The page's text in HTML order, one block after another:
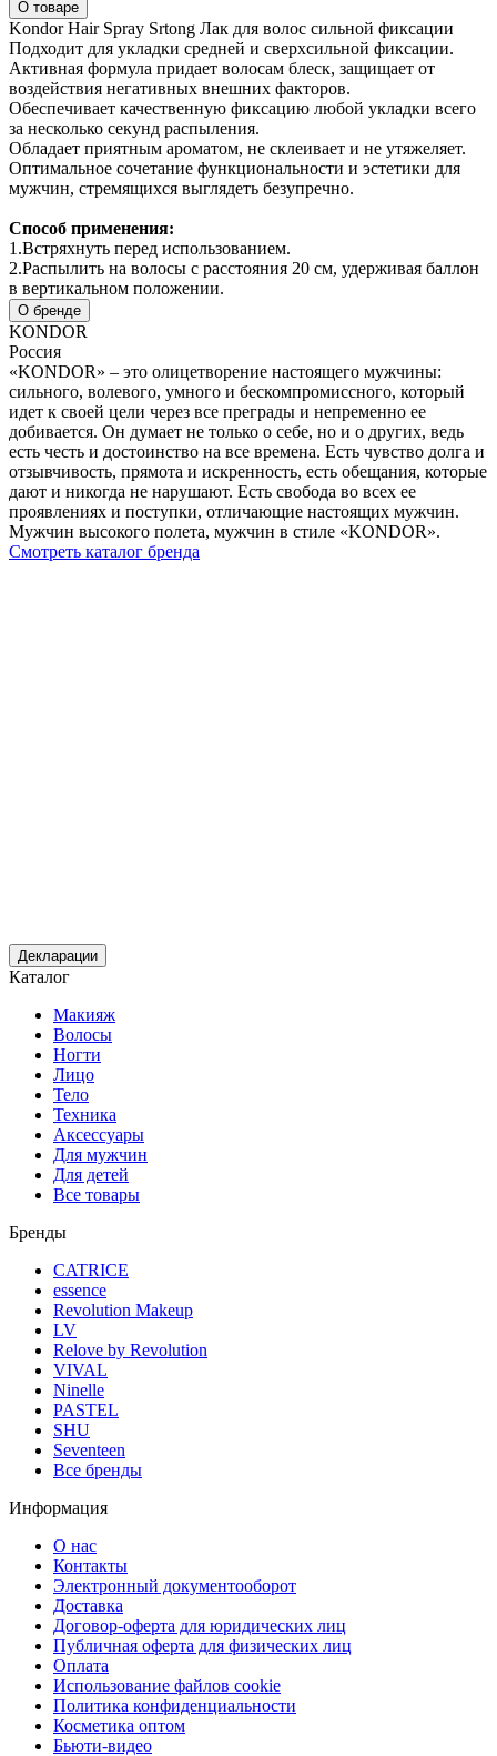
О товаре
Kondor Hair Spray Srtong Лак для волос сильной фиксации
Подходит для укладки средней и сверхсильной фиксации.
Активная формула придает волосам блеск, защищает от
воздействия негативных внешних факторов.
Обеспечивает качественную фиксацию любой укладки всего
за несколько секунд распыления.
Обладает приятным ароматом, не склеивает и не утяжеляет.
Оптимальное сочетание функциональности и эстетики для
мужчин, стремящихся выглядеть безупречно.
Способ применения:
1.Встряхнуть перед использованием.
2.Распылить на волосы с расстояния 20 см, удерживая баллон
в вертикальном положении.
О бренде
KONDOR
Россия
«KONDOR» – это олицетворение настоящего мужчины:
сильного, волевого, умного и бескомпромиссного, который
идет к своей цели через все преграды и непременно ее
добивается. Он думает не только о себе, но и о других, ведь
есть честь и достоинство на все времена. Есть чувство долга и
отзывчивость, прямота и искренность, есть обещания, которые
дают и никогда не нарушают. Есть свобода во всех ее
проявлениях и поступки, отличающие настоящих мужчин.
Мужчин высокого полета, мужчин в стиле «KONDOR».
Смотреть каталог бренда
Декларации
Каталог
Макияж
Волосы
Ногти
Лицо
Тело
Техника
Аксессуары
Для мужчин
Для детей
Все товары
Бренды
CATRICE
essence
Revolution Makeup
LV
Relove by Revolution
VIVAL
Ninelle
PASTEL
SHU
Seventeen
Все бренды
Информация
О нас
Контакты
Электронный документооборот
Доставка
Договор-оферта для юридических лиц
Публичная оферта для физических лиц
Оплата
Использование файлов cookie
Политика конфиденциальности
Косметика оптом
Бьюти-видео